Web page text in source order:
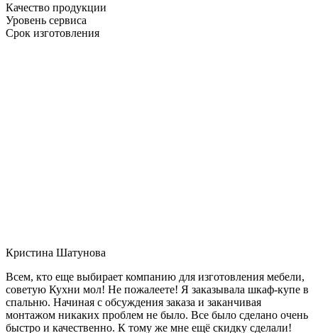
Качество продукции
Уровень сервиса
Срок изготовления
Кристина Шатунова
Всем, кто еще выбирает компанию для изготовления мебели,
советую Кухни мол! Не пожалеете! Я заказывала шкаф-купе в
спальню. Начиная с обсуждения заказа и заканчивая
монтажом никаких проблем не было. Все было сделано очень
быстро и качественно. К тому же мне ещё скидку сделали!